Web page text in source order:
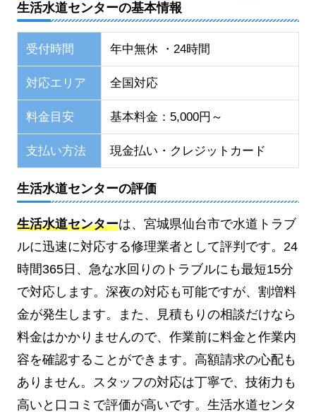
生活水道センターの基本情報
受付時間 年中無休 ・24時間
対応エリア 全国対応
料金目安 基本料金：5,000円～
支払い方法 現金払い・クレジットカード
生活水道センターの評価
生活水道センターは、宮城県仙台市で水道トラブ
ルに迅速に対応する修理業者として評判です。24
時間365日、急な水回りのトラブルにも最短15分
で対応します。深夜の対応も可能ですが、割増料
金が発生します。また、見積もりの相談だけなら
料金はかかりませんので、作業前に料金と作業内
容を確認することができます。高額請求の心配も
ありません。スタッフの対応は丁寧で、技術力も
高いと口コミで評価が高いです。生活水道センタ